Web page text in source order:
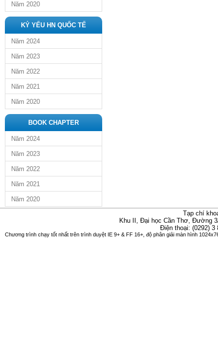
Năm 2020
KỶ YẾU HN QUỐC TẾ
Năm 2024
Năm 2023
Năm 2022
Năm 2021
Năm 2020
BOOK CHAPTER
Năm 2024
Năm 2023
Năm 2022
Năm 2021
Năm 2020
Tạp chí
Khu II, Đại học Cần Thơ, Đường
Điện thoại: (0292)
Chương trình chạy tốt nhất trên trình duyệt IE 9+ & FF 16+, độ phân giải màn hình